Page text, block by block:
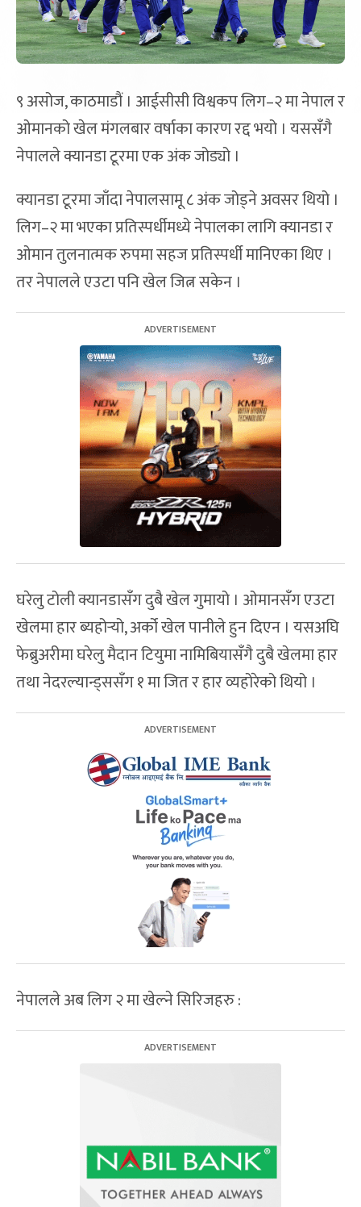
९ असोज, काठमाडौं । आईसीसी विश्वकप लिग–२ मा नेपाल र
ओमानको खेल मंगलबार वर्षाका कारण रद्द भयो । यससँगै
नेपालले क्यानडा टूरमा एक अंक जोड्यो ।
क्यानडा टूरमा जाँदा नेपालसामू ८ अंक जोड्ने अवसर थियो ।
लिग–२ मा भएका प्रतिस्पर्धीमध्ये नेपालका लागि क्यानडा र
ओमान तुलनात्मक रुपमा सहज प्रतिस्पर्धी मानिएका थिए ।
तर नेपालले एउटा पनि खेल जित्न सकेन ।
घरेलु टोली क्यानडासँग दुबै खेल गुमायो । ओमानसँग एउटा
खेलमा हार ब्यहोर्‍यो, अर्को खेल पानीले हुन दिएन । यसअघि
फेब्रुअरीमा घरेलु मैदान टियुमा नामिबियासँगै दुबै खेलमा हार
तथा नेदरल्यान्ड्ससँग १ मा जित र हार व्यहोरेको थियो ।
नेपालले अब लिग २ मा खेल्ने सिरिजहरु :